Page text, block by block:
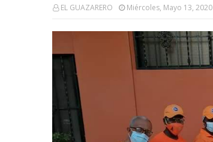
EL GUAZARERO Miércoles, Mayo 13, 2020